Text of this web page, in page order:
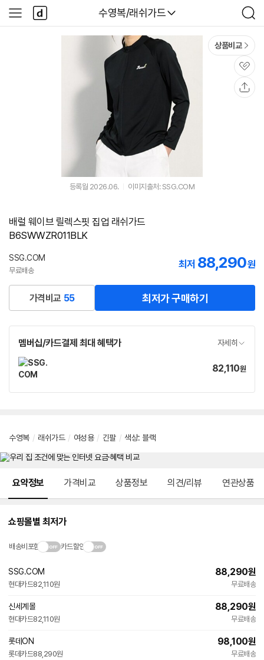
다나와
수영복/래쉬가드
검
색
사
이
다
나
와
상품비교
관
심
등록월 2026.06. 이미지출처: SSG.COM
배럴 웨이브 릴렉스핏 집업 래쉬가드
B6SWWZR011BLK
SSG.COM
무료배송
최저 88,290원
가격비교 55 최저가 구매하기
멤버십/카드결제 최대 혜택가 자세히
가
82,110원
수영복 / 래쉬가드 / 여성용 / 긴팔 / 색상: 블랙
요약정보 가격비교 상품정보 의견/리뷰 연관상품
쇼핑몰별 최저가
배송비포함 카드할인
SSG.COM
현대카드82,110원
88,290원
무료배송
신세계몰
현대카드82,110원
88,290원
무료배송
롯데ON
롯데카드88,290원
98,100원
무료배송